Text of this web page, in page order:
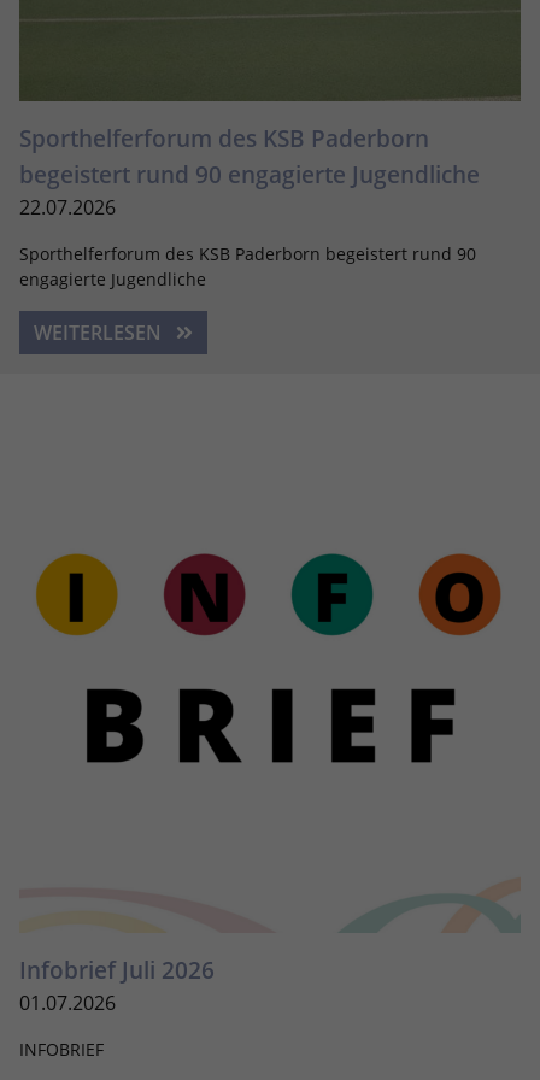
Sporthelferforum des KSB Paderborn
begeistert rund 90 engagierte Jugendliche
22.07.2026
Sporthelferforum des KSB Paderborn begeistert rund 90
engagierte Jugendliche
WEITERLESEN
Infobrief Juli 2026
01.07.2026
INFOBRIEF